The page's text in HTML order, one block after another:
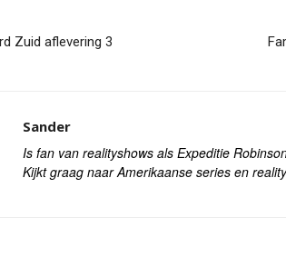
Zuid aflevering 3
Sander
Is fan van realityshows als Expeditie
Kijkt graag naar Amerikaanse series en